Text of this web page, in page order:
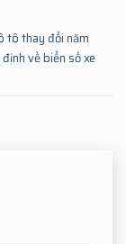
tô thay đổi năm
về biển số xe